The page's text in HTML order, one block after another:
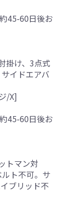
45-60日後お
掛け、3点式
イドエアバ
/X]
45-60日後お
トマン対
ト不可。サ
ブリッド不